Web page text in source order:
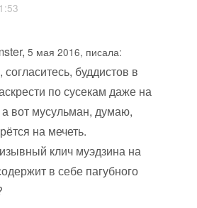
5 мая 2016, писала:
согласитесь, буддистов в
по сусекам даже на
а вот мусульман, думаю,
на мечеть.
клич муэдзина на
в себе пагубного